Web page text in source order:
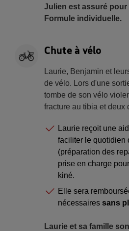
Julien est assuré pour
Formule individuelle.
Chute à vélo
Laurie, Benjamin et
de vélo. Lors d'une
tombe de son vélo
fracture au tibia et deux
Laurie reçoit une
faciliter le quotidien
(préparation des
prise en charge
kiné.
Elle sera
nécessaires sans
Laurie et sa famille